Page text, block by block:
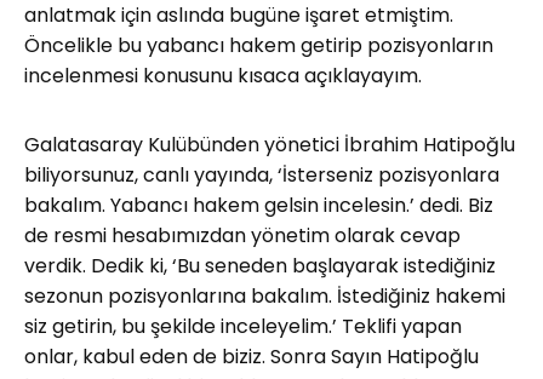
anlatmak için aslında bugüne işaret etmiştim.
Öncelikle bu yabancı hakem getirip pozisyonların
incelenmesi konusunu kısaca açıklayayım.
Galatasaray Kulübünden yönetici İbrahim Hatipoğlu
biliyorsunuz, canlı yayında, ‘İsterseniz pozisyonlara
bakalım. Yabancı hakem gelsin incelesin.’ dedi. Biz
de resmi hesabımızdan yönetim olarak cevap
verdik. Dedik ki, ‘Bu seneden başlayarak istediğiniz
sezonun pozisyonlarına bakalım. İstediğiniz hakemi
siz getirin, bu şekilde inceleyelim.’ Teklifi yapan
onlar, kabul eden de biziz. Sonra Sayın Hatipoğlu